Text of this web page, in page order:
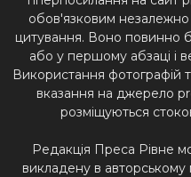
обов'язковим незалежно
цитування. Воно повинно
або у першому абзаці і
Використання фотографій
вказання на джерело
розміщуються
Редакція Преса Рівне
викладену в авторському